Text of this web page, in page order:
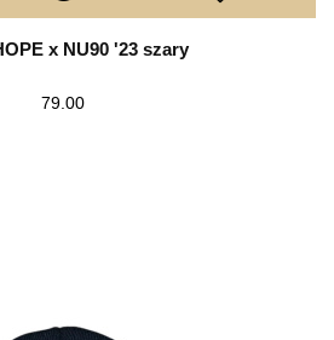
x NU90 '23 szary
79.00